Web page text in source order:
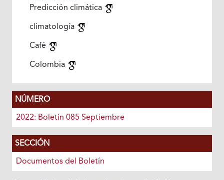
Predicción climática
climatología
Café
Colombia
NÚMERO
2022: Boletín 085 Septiembre
SECCIÓN
Documentos del Boletín